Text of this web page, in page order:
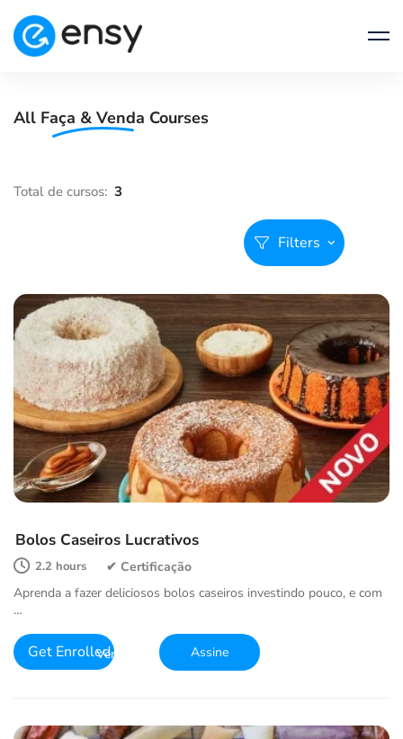
All Faça & Venda Courses
Filters
Bolos Caseiros Lucrativos
2.2 hours
Aprenda a fazer deliciosos bolos caseiros investindo pouco, e com
…
Get Enrolled